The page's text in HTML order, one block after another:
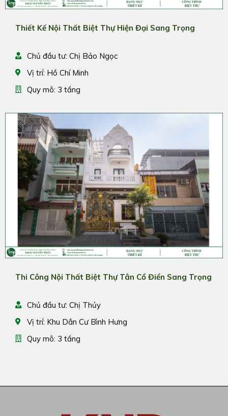
Thiết Kế Nội Thất Biệt Thự Hiện Đại Sang Trọng
Chủ đầu tư: Chị Bảo Ngọc
Vị trí: Hồ Chí Minh
Quy mô: 3 tầng
Thi Công Nội Thất Biệt Thự Tân Cổ Điển Sang Trọng
Chủ đầu tư: Chị Thủy
Vị trí: Khu Dân Cư Bình Hưng
Quy mô: 3 tầng